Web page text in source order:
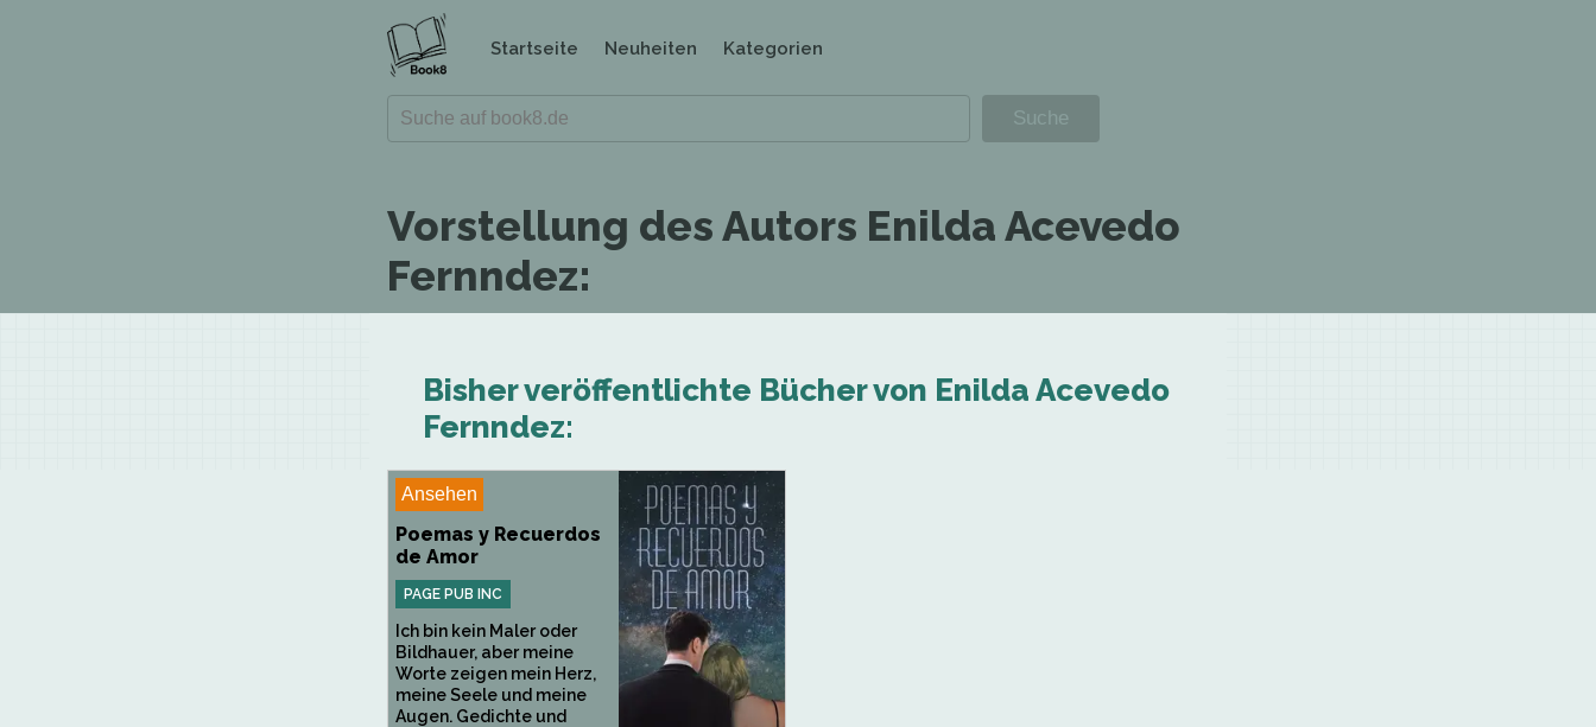
Startseite Neuheiten Kategorien
Vorstellung des Autors Enilda Acevedo
Fernndez:
Bisher veröffentlichte Bücher von Enilda Acevedo
Fernndez:
Ansehen
Poemas y Recuerdos
de Amor
PAGE PUB INC
Ich bin kein Maler oder
Bildhauer, aber meine
Worte zeigen mein Herz,
meine Seele und meine
Augen. Gedichte und